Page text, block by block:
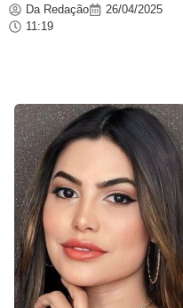
Da Redação
26/04/2025
11:19